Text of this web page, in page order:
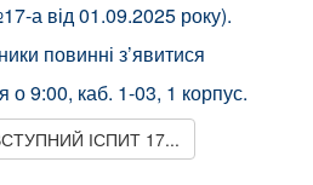
а від 01.09.2025 року).
повинні з’явитися
о 9:00, каб. 1-03, 1 корпус.
ІСПИТ 17...